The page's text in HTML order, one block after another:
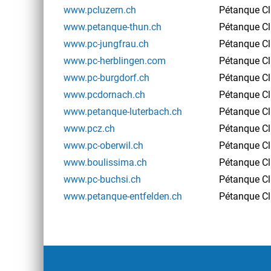
www.pcluzern.ch
Pétanque
www.petanque-thun.ch
Pétanque
www.pc-jungfrau.ch
Pétanque
www.pc-herblingen.com
Pétanque
www.pc-burgdorf.ch
Pétanque
www.pcdornach.ch
Pétanque
www.petanque-luterbach.ch
Pétanque
www.pcz.ch
Pétanque
www.pc-oberwil.ch
Pétanque
www.boulissima.ch
Pétanque
www.pc-buchsi.ch
Pétanque
www.petanque-entfelden.ch
Pétanque